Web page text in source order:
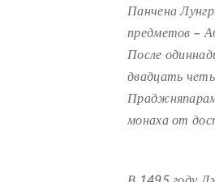
Панчена
предметов –
После
двадцать
монаха от